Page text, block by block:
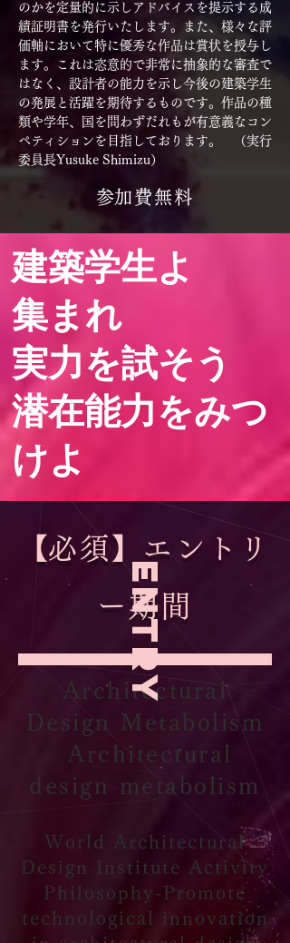
のかを定量的に示しアドバイスを提示する成
績証明書を発行いたします。また、様々な評
価軸において特に優秀な作品は賞状を授与し
ます。これは恣意的で非常に抽象的な審査で
はなく、設計者の能力を示し今後の建築学生
の発展と活躍を期待するものです。作品の種
類や学年、国を問わずだれもが有意義なコン
ペティションを目指しております。 （実行
委員長Yusuke Shimizu）
​参加費無料
建築学生よ
集まれ
実力を​試そう
潜在能力をみつ
けよ
​【必須】エントリ
ー期間
Architectural
Design Metabolism​
​ Architectural
design metabolism
​ENTRY
World Architectural
Design Institute Activity
Philosophy-Promote
technological innovation